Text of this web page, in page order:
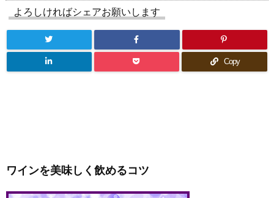
よろしければシェアお願いします
Copy
ワインを美味しく飲めるコツ